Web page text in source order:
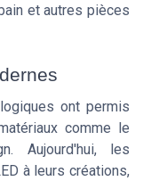
et autres pièces
ont permis
comme le
Aujourd'hui, les
à leurs créations,